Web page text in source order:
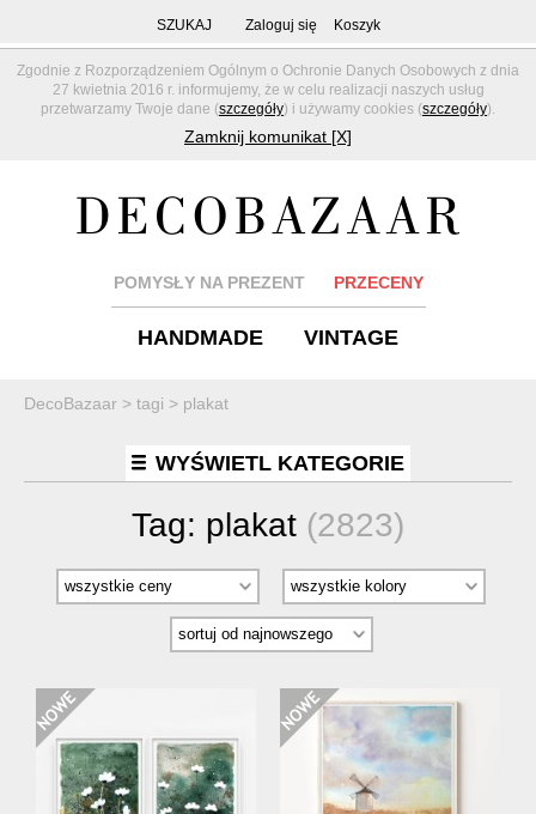
Zgodnie z Rozporządzeniem Ogólnym o Ochronie Danych Osobowych z dnia
27 kwietnia 2016 r. informujemy, że w celu realizacji naszych usług
przetwarzamy Twoje dane (szczegóły) i używamy cookies (szczegóły).
Zamknij komunikat [X]
SZUKAJ Zaloguj się Koszyk
POMYSŁY NA PREZENT PRZECENY
HANDMADE VINTAGE
DecoBazaar > tagi > plakat
WYŚWIETL KATEGORIE
Tag: plakat (2823)